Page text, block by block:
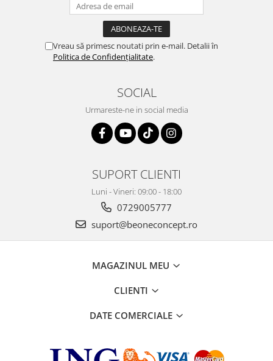
Vreau să primesc noutati prin e-mail. Detalii în
Politica de Confidențialitate.
SOCIAL
Urmareste-ne in social media
SUPORT CLIENTI
Luni - Vineri: 09:00 - 18:00
0729005777
suport@beoneconcept.ro
MAGAZINUL MEU
CLIENTI
DATE COMERCIALE